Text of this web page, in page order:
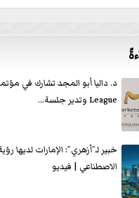
League وتدير جلسة...
خبير لـ”أزهري”: الإمارات لديها
الاصطناعي | فيديو